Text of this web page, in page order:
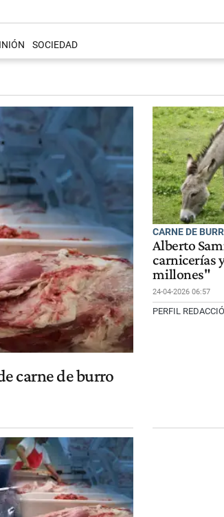
SOCIEDAD
carne de burro
CARNE DE
Alberto
carnicerías
millones"
24-04-2026 06:57
PERFIL